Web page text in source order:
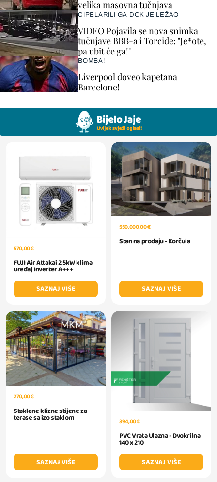
velika masovna tučnjava
CIPELARILI GA DOK JE LEŽAO
VIDEO Pojavila se nova snimka
tučnjave BBB-a i Torcide: "Je*ote,
pa ubit će ga!"
BOMBA!
Liverpool doveo kapetana
Barcelone!
570,00 €
FUJI Air Attakai 2.5kW klima
uređaj Inverter A+++
SAZNAJ VIŠE
550.000,00 €
Stan na prodaju - Korčula
SAZNAJ VIŠE
270,00 €
Staklene klizne stijene za
terase sa izo staklom
SAZNAJ VIŠE
394,00 €
PVC Vrata Ulazna - Dvokrilna
140 x 210
SAZNAJ VIŠE